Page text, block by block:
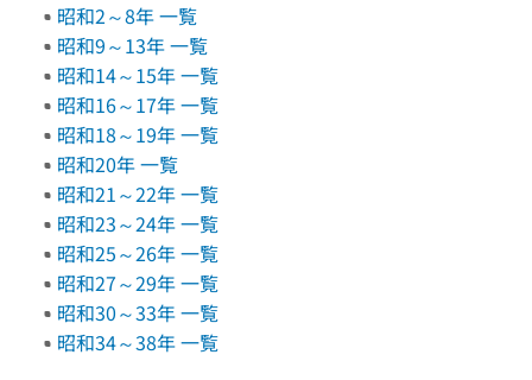
昭和2～8年 一覧
昭和9～13年 一覧
昭和14～15年 一覧
昭和16～17年 一覧
昭和18～19年 一覧
昭和20年 一覧
昭和21～22年 一覧
昭和23～24年 一覧
昭和25～26年 一覧
昭和27～29年 一覧
昭和30～33年 一覧
昭和34～38年 一覧